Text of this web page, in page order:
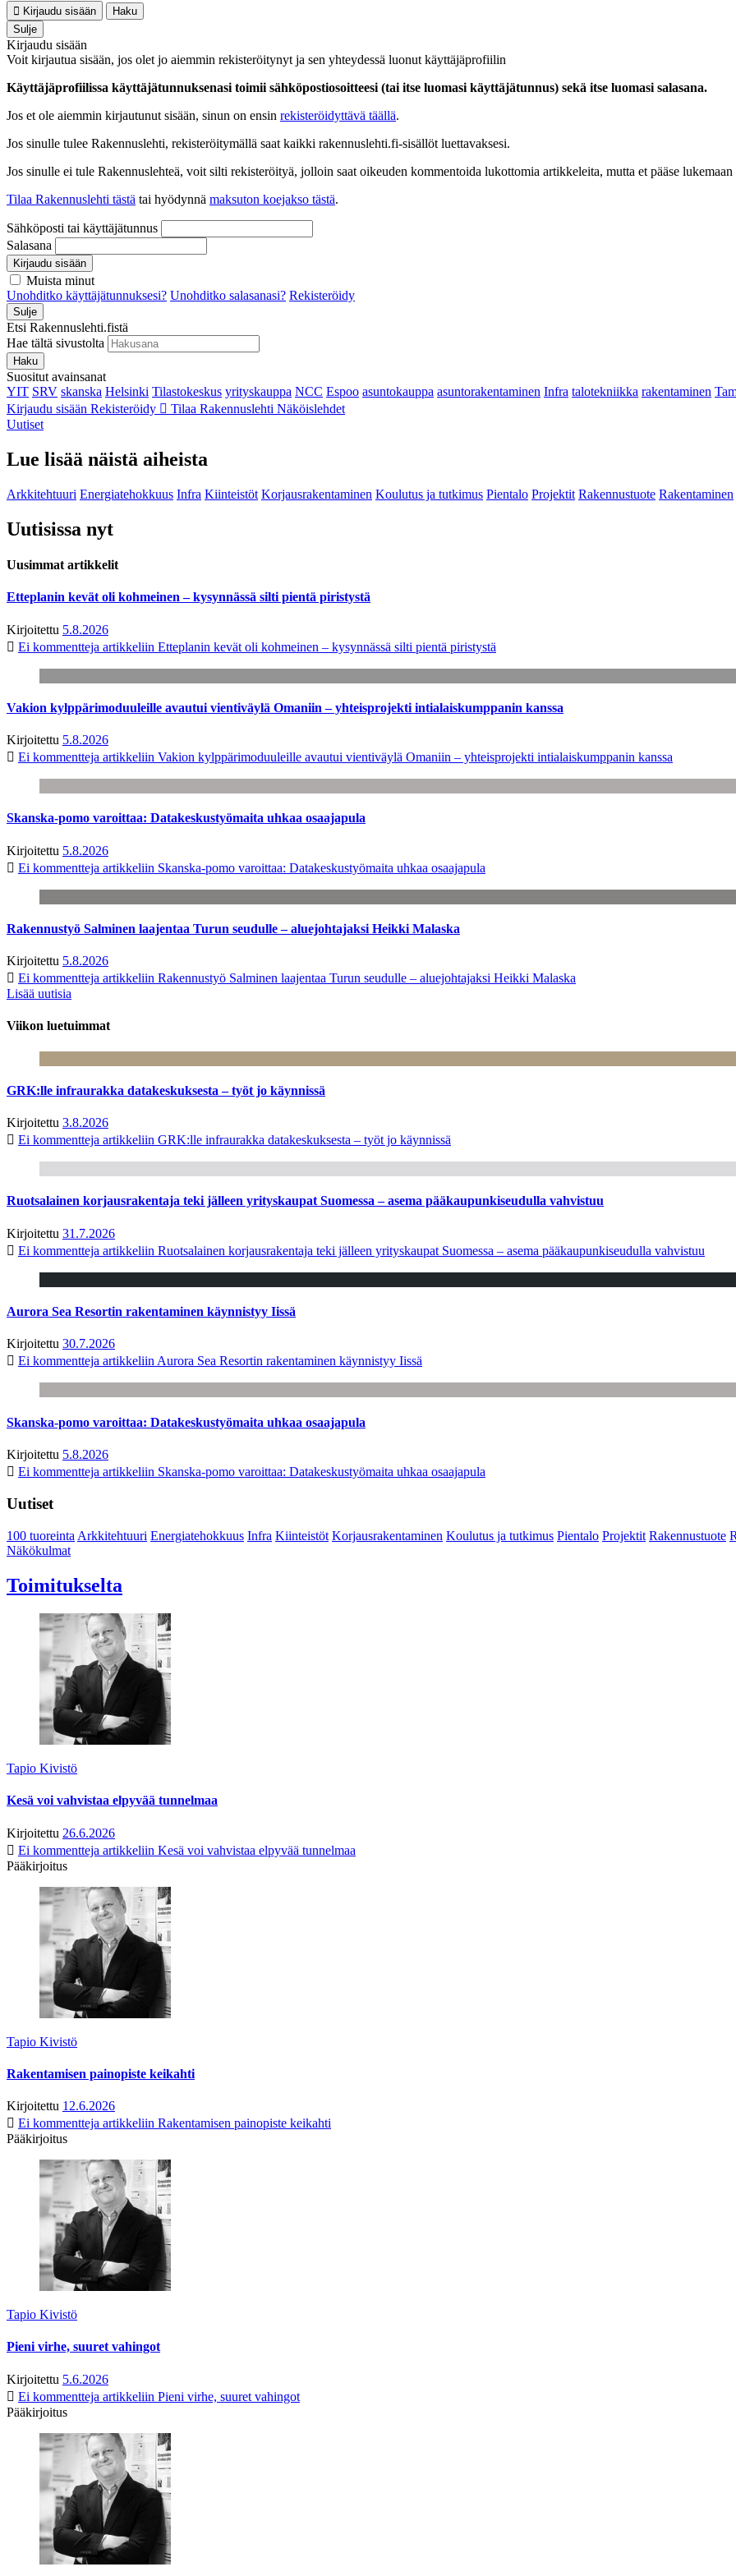
Kirjaudu sisään
Haku
Sulje
Kirjaudu sisään
Voit kirjautua sisään, jos olet jo aiemmin rekisteröitynyt ja sen yhteydessä luonut käyttäjäprofiilin
Käyttäjäprofiilissa käyttäjätunnuksenasi toimii sähköpostiosoitteesi (tai itse luomasi käyttäjätunnus) sekä itse luomasi salasana.
Jos et ole aiemmin kirjautunut sisään, sinun on ensin rekisteröidyttävä täällä.
Jos sinulle tulee Rakennuslehti, rekisteröitymällä saat kaikki rakennuslehti.fi-sisällöt luettavaksesi.
Jos sinulle ei tule Rakennuslehteä, voit silti rekisteröityä, jolloin saat oikeuden kommentoida lukottomia artikkeleita, mutta et pääse
Tilaa Rakennuslehti tästä tai hyödynnä maksuton koejakso tästä.
Sähköposti tai käyttäjätunnus
Salasana
Kirjaudu sisään
Muista minut
Unohditko käyttäjätunnuksesi? Unohditko salasanasi? Rekisteröidy
Sulje
Etsi Rakennuslehti.fistä
Hae tältä sivustolta
Haku
Suositut avainsanat
YIT SRV skanska Helsinki Tilastokeskus yrityskauppa NCC Espoo asuntokauppa asuntorakentaminen Infra talotekniikka rakentaminen
Kirjaudu sisään Rekisteröidy Tilaa Rakennuslehti Näköislehdet
Uutiset
Lue lisää näistä aiheista
Arkkitehtuuri Energiatehokkuus Infra Kiinteistöt Korjausrakentaminen Koulutus ja tutkimus Pientalo Projektit Rakennustuote Rakentaminen
Uutisissa nyt
Uusimmat artikkelit
Etteplanin kevät oli kohmeinen – kysynnässä silti pientä piristystä
Kirjoitettu 5.8.2026
Ei kommentteja artikkeliin Etteplanin kevät oli kohmeinen – kysynnässä silti pientä piristystä
Vakion kylppärimoduuleille avautui vientiväylä Omaniin – yhteisprojekti intialaiskumppanin kanssa
Kirjoitettu 5.8.2026
Ei kommentteja artikkeliin Vakion kylppärimoduuleille avautui vientiväylä Omaniin – yhteisprojekti intialaiskumppanin kanssa
Skanska-pomo varoittaa: Datakeskustyömaita uhkaa osaajapula
Kirjoitettu 5.8.2026
Ei kommentteja artikkeliin Skanska-pomo varoittaa: Datakeskustyömaita uhkaa osaajapula
Rakennustyö Salminen laajentaa Turun seudulle – aluejohtajaksi Heikki Malaska
Kirjoitettu 5.8.2026
Ei kommentteja artikkeliin Rakennustyö Salminen laajentaa Turun seudulle – aluejohtajaksi Heikki Malaska
Lisää uutisia
Viikon luetuimmat
GRK:lle infraurakka datakeskuksesta – työt jo käynnissä
Kirjoitettu 3.8.2026
Ei kommentteja artikkeliin GRK:lle infraurakka datakeskuksesta – työt jo käynnissä
Ruotsalainen korjausrakentaja teki jälleen yrityskaupat Suomessa – asema pääkaupunkiseudulla vahvistuu
Kirjoitettu 31.7.2026
Ei kommentteja artikkeliin Ruotsalainen korjausrakentaja teki jälleen yrityskaupat Suomessa – asema pääkaupunkiseudulla vahvistuu
Aurora Sea Resortin rakentaminen käynnistyy Iissä
Kirjoitettu 30.7.2026
Ei kommentteja artikkeliin Aurora Sea Resortin rakentaminen käynnistyy Iissä
Skanska-pomo varoittaa: Datakeskustyömaita uhkaa osaajapula
Kirjoitettu 5.8.2026
Ei kommentteja artikkeliin Skanska-pomo varoittaa: Datakeskustyömaita uhkaa osaajapula
Uutiset
100 tuoreinta Arkkitehtuuri Energiatehokkuus Infra Kiinteistöt Korjausrakentaminen Koulutus ja tutkimus Pientalo Projektit Rakennustuote
Näkökulmat
Toimitukselta
Tapio Kivistö
Kesä voi vahvistaa elpyvää tunnelmaa
Kirjoitettu 26.6.2026
Ei kommentteja artikkeliin Kesä voi vahvistaa elpyvää tunnelmaa
Pääkirjoitus
Tapio Kivistö
Rakentamisen painopiste keikahti
Kirjoitettu 12.6.2026
Ei kommentteja artikkeliin Rakentamisen painopiste keikahti
Pääkirjoitus
Tapio Kivistö
Pieni virhe, suuret vahingot
Kirjoitettu 5.6.2026
Ei kommentteja artikkeliin Pieni virhe, suuret vahingot
Pääkirjoitus